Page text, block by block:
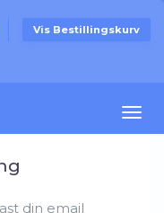
Vis Bestillingskurv
din email